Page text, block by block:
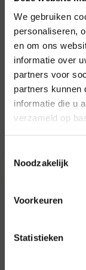
We gebruiken
personaliseren,
en om ons
informatie over
partners voor
partners kunnen
informatie die u
verzameld op
Noodzakelijk
Voorkeuren
Statistieken
Voor al
partijen
Hansen
Lees verder